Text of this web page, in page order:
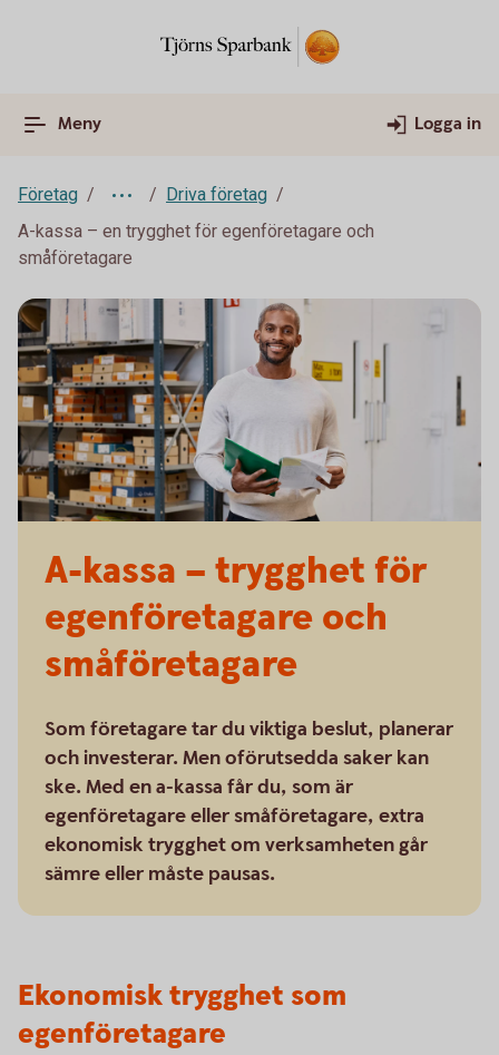
Meny Logga in
Företag
Driva företag
A-kassa – en trygghet för egenföretagare och
småföretagare
A-kassa – trygghet för
egenföretagare och
småföretagare
Som företagare tar du viktiga beslut, planerar
och investerar. Men oförutsedda saker kan
ske. Med en a-kassa får du, som är
egenföretagare eller småföretagare, extra
ekonomisk trygghet om verksamheten går
sämre eller måste pausas.
Ekonomisk trygghet som
egenföretagare